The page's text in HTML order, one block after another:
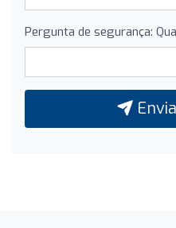
Pergunta de segurança: